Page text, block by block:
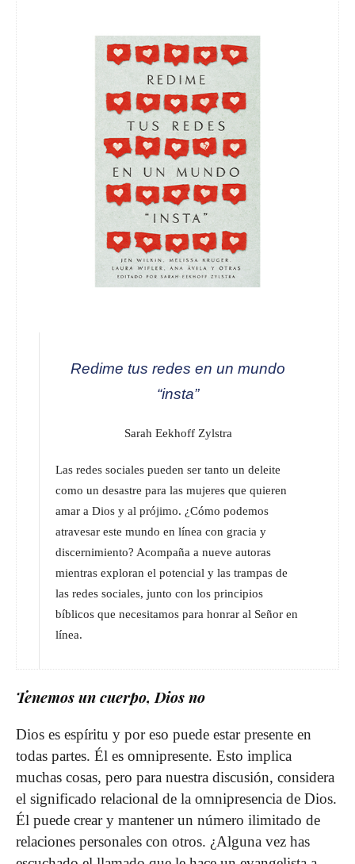
Redime tus redes en un mundo
“insta”
Sarah Eekhoff Zylstra
Las redes sociales pueden ser tanto un deleite
como un desastre para las mujeres que quieren
amar a Dios y al prójimo. ¿Cómo podemos
atravesar este mundo en línea con gracia y
discernimiento? Acompaña a nueve autoras
mientras exploran el potencial y las trampas de
las redes sociales, junto con los principios
bíblicos que necesitamos para honrar al Señor en
línea.
Tenemos un cuerpo, Dios no
Dios es espíritu y por eso puede estar presente en
todas partes. Él es omnipresente. Esto implica
muchas cosas, pero para nuestra discusión, considera
el significado relacional de la omnipresencia de Dios.
Él puede crear y mantener un número ilimitado de
relaciones personales con otros. ¿Alguna vez has